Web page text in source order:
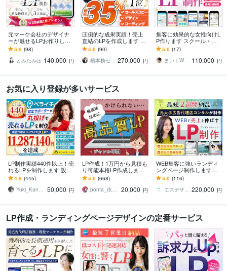
元マーケ会社のデザイナ
ーが魅せるLPお作りしま
す マーケティング視点で
反応を高めるLPを設計！
5.0 (98)
とみたみほ 140,000 円
圧倒的な成果実績！売上
直結のLPを作成します Go
ogle・Meta広告で成果！
原稿ゼロから丸投げOK
5.0 (90)
橋本務セールスデザインオフィス合同会社 270,000 円
集客に効果的な女性向けL
P作ります スクール・養
成講座系などのLPデザイ
ン実績多数！
5.0 (17)
まい｜WEBデザイナー・イラストレーター 110,000 円
お気に入り登録が多いサービス
LP制作実績440件以上！売
れるLPを制作します 設
計、構成からライティン
グ、デザインまで全て丸
投げ対応可能！
4.9 (445)
Yuki_Kanamaru 50,000 円
LP作成！1万円から見積も
り可能本格LP作成します
元広告代理店勤務、現ア
フィリエイターがLP作成
★サンプルあり
5.0 (668)
ponta_依頼多数のため返信遅れます
20,000 円
WEB集客に強いランディ
ングページ制作します
【公式PRO認定済】広告
成果を最大化するLPを制
作します
5.0 (116)
エスデザインマーケティング 220,000 円
LP作成・ランディングページデザインの定番サービス